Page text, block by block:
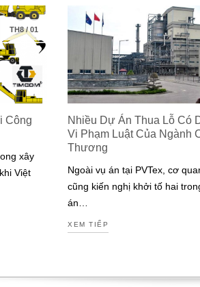
TH8/01
Công
xây
Việt
Nhiều Dự Án Thua Lỗ Có
Vi Phạm Luật Của Ngành
Thương
Ngoài vụ án tại PVTex, cơ
cũng kiến nghị khởi tố hai
án…
XEM TIẾP